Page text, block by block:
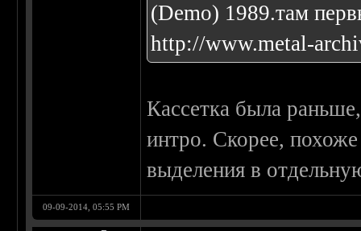
(Demo) 1989.там
http://www.metal-
Кассетка была
интро. Скорее,
выделения в
09-09-2014, 05:55 PM